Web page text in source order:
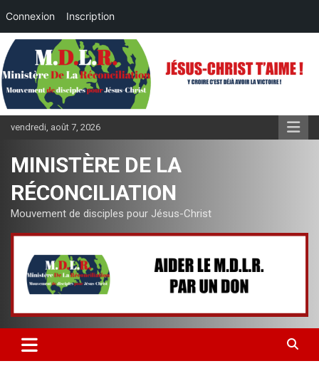
Connexion Inscription
Aller
au
contenu
vendredi, août 7, 2026
MINISTÈRE DE LA
RÉCONCILIATION
Mouvement de disciples pour Jésus-Christ